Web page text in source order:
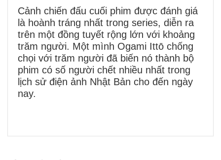
Cảnh chiến đấu cuối phim được đánh giá
là hoành tráng nhất trong series, diễn ra
trên một đồng tuyết rộng lớn với khoảng
trăm người. Một mình Ogami Ittō chống
chọi với trăm người đã biến nó thành bộ
phim có số người chết nhiều nhất trong
lịch sử điện ảnh Nhật Bản cho đến ngày
nay.